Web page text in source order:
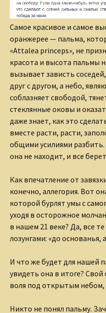
Самое красивое и самое
оранжерее — пальма,
«Attalea princeps», не
красота и высота пальмы
вызывает зависть
друг с другом, а небо,
соблазняет свободой,
стеклянные оковы и
даже знает, как это
вместе расти, расти,
общими усилиями разбить.
она не находит, и все
Как впечатление от
конечно, аллегория. Вот
которой бурлят умы с
уходя в осторожное
в нашем 21 веке? Да, все
лозунгами: «до основанья,
И что же будет для нашей
увидеть она в итоге?
воля под открытым
Никто не понял пальму.